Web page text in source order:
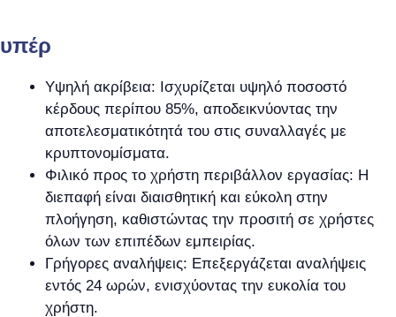
υπέρ
Υψηλή ακρίβεια: Ισχυρίζεται υψηλό ποσοστό
κέρδους περίπου 85%, αποδεικνύοντας την
αποτελεσματικότητά του στις συναλλαγές με
κρυπτονομίσματα.
Φιλικό προς το χρήστη περιβάλλον εργασίας: Η
διεπαφή είναι διαισθητική και εύκολη στην
πλοήγηση, καθιστώντας την προσιτή σε χρήστες
όλων των επιπέδων εμπειρίας.
Γρήγορες αναλήψεις: Επεξεργάζεται αναλήψεις
εντός 24 ωρών, ενισχύοντας την ευκολία του
χρήστη.